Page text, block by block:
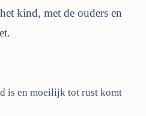
kind, met de ouders en
is en moeilijk tot rust komt